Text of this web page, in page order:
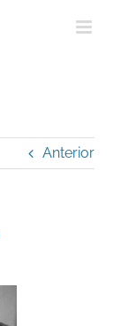
Anterior